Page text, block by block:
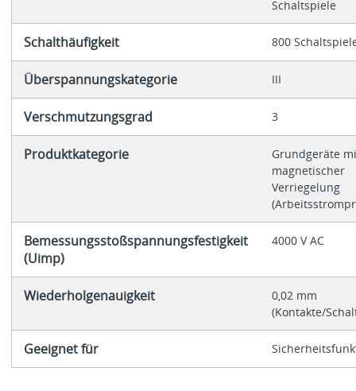
Schaltspiele
Schalthäufigkeit 800
Überspannungskategorie III
Verschmutzungsgrad 3
Produktkategorie
Grundgeräte
magnetischer
Verriegelung
Bemessungsstoßspannungsfestigkeit
(Uimp)
4000 V AC
Wiederholgenauigkeit
0,02 mm
(Kontakte/
Geeignet für